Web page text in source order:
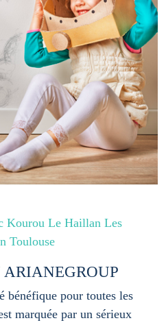
Kourou Le Haillan Les
Toulouse
bénéfique pour toutes les
marquée par un sérieux